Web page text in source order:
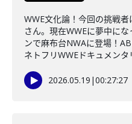
WWE文化論！今回の挑戦
さん。現在WWEに夢中に
ンで麻布台NWAに登場！
ネトフリWWEドキュメンタ
2026.05.19 |00:27:27